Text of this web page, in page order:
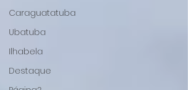
Caraguatatuba
Ubatuba
Ilhabela
Destaque